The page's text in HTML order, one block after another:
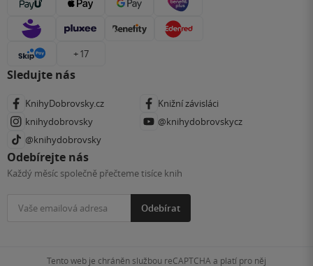
+ 17
Sledujte nás
KnihyDobrovsky.cz
Knižní závisláci
knihydobrovsky
@knihydobrovskycz
@knihydobrovsky
Odebírejte nás
Každý měsíc společně přečteme tisíce knih
Odebírat
Tento web je chráněn službou reCAPTCHA a platí pro něj